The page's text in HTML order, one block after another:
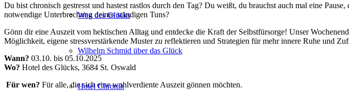
Weg des Glücks
Wilhelm Schmid über das Glück
Hotel Chronik
Du bist chronisch gestresst und hastest rastlos durch den Tag? Du weißt, du brauchst auch mal eine
notwendige Unterbrechung deines ständigen Tuns?
Gönn dir eine Auszeit vom hektischen Alltag und entdecke die Kraft der Selbstfürsorge! Unser
Möglichkeit, eigene stressverstärkende Muster zu reflektieren und Strategien für mehr innere Ruhe und
Wann? 03.10. bis 05.10.2025
Wo? Hotel des Glücks, 3684 St. Oswald
Für wen? Für alle, die sich eine wohlverdiente Auszeit gönnen möchten.